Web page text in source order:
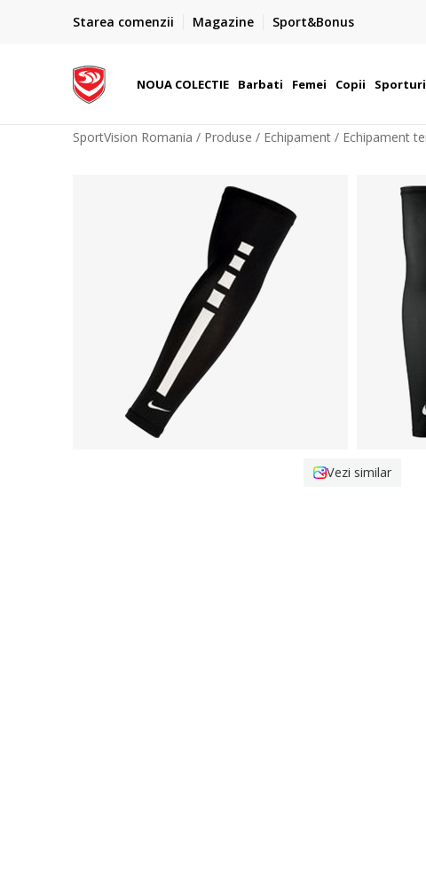
Starea comenzii Magazine Sport&Bonus
Plateste cu cardul in siguranta prin WSPay - Visa, MasterCard,
NOUA COLECTIE Barbati Femei Copii Sporturi
SportVision Romania Produse Echipament Echipament
Vezi similar